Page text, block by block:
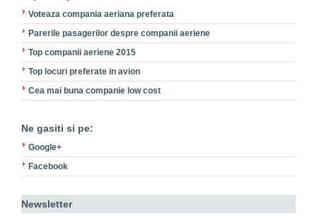
Voteaza compania aeriana preferata
Parerile pasagerilor despre companii aeriene
Top companii aeriene 2015
Top locuri preferate in avion
Cea mai buna companie low cost
Ne gasiti si pe:
Google+
Facebook
Newsletter